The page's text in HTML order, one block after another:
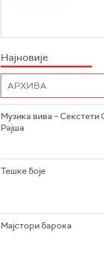
Најновије
Музика вива – Секстети
Рајша
Тешке боје
Мајстори барока